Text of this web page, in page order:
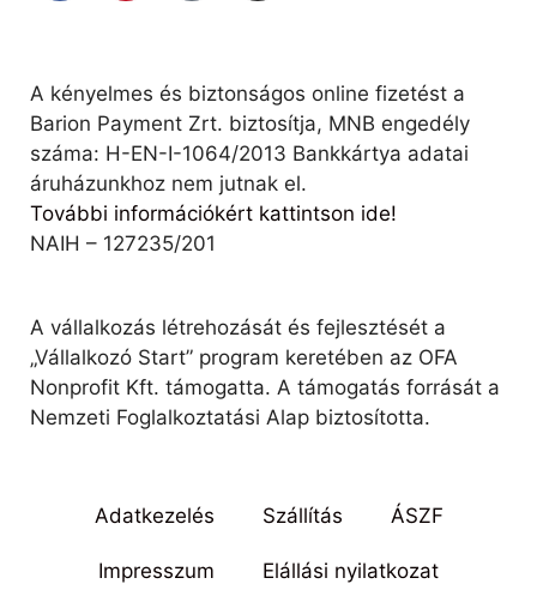
A kényelmes és biztonságos online fizetést a
Barion Payment Zrt. biztosítja, MNB engedély
száma: H-EN-I-1064/2013 Bankkártya adatai
áruházunkhoz nem jutnak el.
További információkért kattintson ide!
NAIH – 127235/201
A vállalkozás létrehozását és fejlesztését a
„Vállalkozó Start” program keretében az OFA
Nonprofit Kft. támogatta. A támogatás forrását a
Nemzeti Foglalkoztatási Alap biztosította.
Adatkezelés Szállítás ÁSZF
Impresszum Elállási nyilatkozat